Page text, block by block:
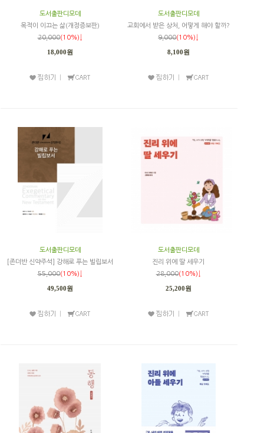
도서출판디모데
목적이 이끄는 삶(개정증보판)
20,000(10%)↓
18,000원
도서출판디모데
교회에서 받은 상처, 어떻게 해야 할까?
9,000(10%)↓
8,100원
도서출판디모데
[존더반 신약주석] 강해로 푸는 빌립보서
55,000(10%)↓
49,500원
도서출판디모데
진리 위에 딸 세우기
28,000(10%)↓
25,200원